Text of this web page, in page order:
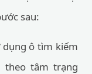
sau:
dụng ô tìm kiếm
theo tâm trạng